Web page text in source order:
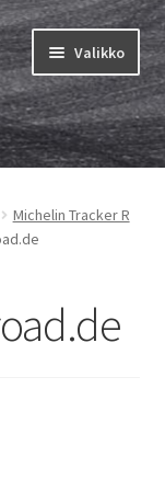
Valikko
tason
tason
Michelin Tracker R